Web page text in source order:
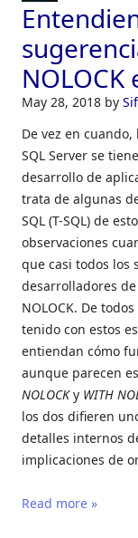
NOLOCK
May 28, 2018 by
De vez en
SQL Server se
desarrollo de
trata de algunas
SQL (T-SQL) de
observaciones
que casi todos los
desarrolladores
NOLOCK. De
tenido con estos
entiendan cómo
aunque parecen
NOLOCKy WITH
los dos difieren
detalles internos
implicaciones de
Read more »